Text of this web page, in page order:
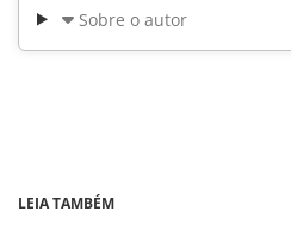
Sobre o autor
LEIA TAMBÉM